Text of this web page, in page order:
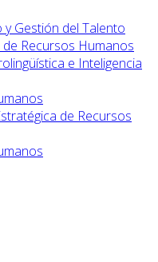
Gestión del Talento
Recursos Humanos
e Inteligencia
de Recursos